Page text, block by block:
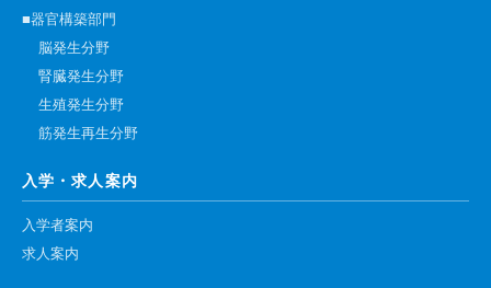
■器官構築部門
脳発生分野
腎臓発生分野
生殖発生分野
筋発生再生分野
入学・求人案内
入学者案内
求人案内